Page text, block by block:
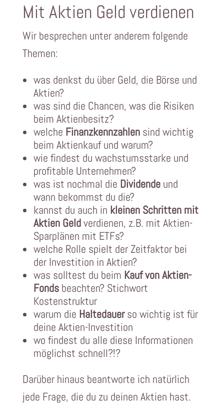
Mit Aktien Geld verdienen
Wir besprechen unter anderem folgende
Themen:
was denkst du über Geld, die Börse und
Aktien?
was sind die Chancen, was die Risiken
beim Aktienbesitz?
welche Finanzkennzahlensind wichtig
beim Aktienkauf und warum?
wie findest du wachstumsstarke und
profitable Unternehmen?
was ist nochmal die Dividendeund
wann bekommst du die?
kannst du auch in kleinen Schritten mit
Aktien Geldverdienen, z.B. mit Aktien-
Sparplänen mit ETFs?
welche Rolle spielt der Zeitfaktor bei
der Investition in Aktien?
was solltest du beim Kauf von Aktien-
Fondsbeachten? Stichwort
Kostenstruktur
warum die Haltedauerso wichtig ist für
deine Aktien-Investition
wo findest du alle diese Informationen
möglichst schnell?!?
Darüber hinaus beantworte ich natürlich
jede Frage, die du zu deinen Aktien hast.